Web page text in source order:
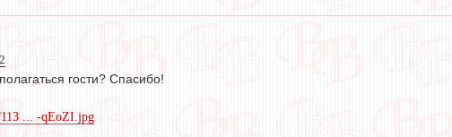
гости? Спасибо!
113 ... -qEoZI.jpg